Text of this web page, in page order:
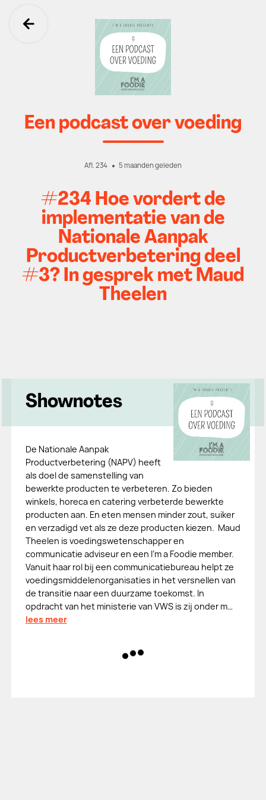
Ga terug
Een podcast over voeding
Afl. 234 5 maanden geleden
#234 Hoe vordert de
implementatie van de
Nationale Aanpak
Productverbetering deel
#3? In gesprek met Maud
Theelen
Shownotes
De Nationale Aanpak
Productverbetering (NAPV) heeft
als doel de samenstelling van
bewerkte producten te verbeteren. Zo bieden
winkels, horeca en catering verbeterde bewerkte
producten aan. En eten mensen minder zout, suiker
en verzadigd vet als ze deze producten kiezen. Maud
Theelen is voedingswetenschapper en
communicatie adviseur en een I'm a Foodie member.
Vanuit haar rol bij een communicatiebureau helpt ze
voedingsmiddelenorganisaties in het versnellen van
de transitie naar een duurzame toekomst. In
opdracht van het ministerie van VWS is zij onder m…
lees meer